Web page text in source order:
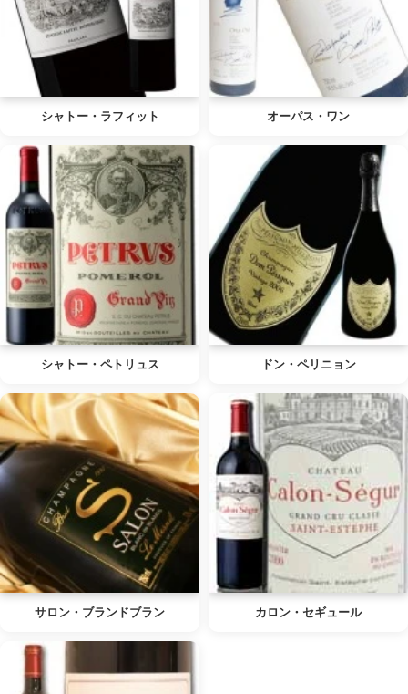
シャトー・ラフィット オーパス・ワン
シャトー・ペトリュス ドン・ペリニョン
サロン・ブランドブラン カロン・セギュール